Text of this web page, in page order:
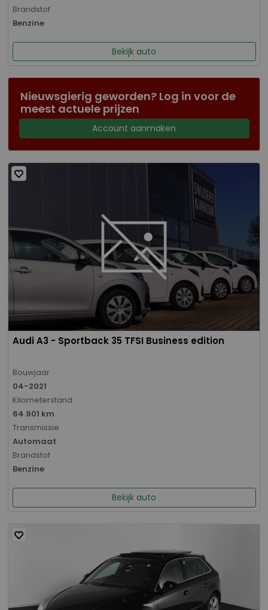
Brandstof
Benzine
Bekijk auto
Nieuwsgierig geworden? Log in voor de
meest actuele prijzen
Account aanmaken
Audi A3 - Sportback 35 TFSI Business edition
Bouwjaar
04-2021
Kilometerstand
64.901 km
Transmissie
Automaat
Brandstof
Benzine
Bekijk auto